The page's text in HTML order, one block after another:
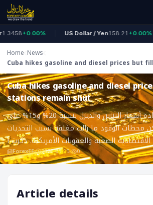
+0.00% US Dollar / Yen158.21+0.00%
Home News
Cuba hikes gasoline and diesel prices but
remain shut
ForexEF
Cuba hikes gasoline and diesel
stations remain shut
أعلنت كوبا عن زيادة أسعار البنزين والديزل بنسبة 20% و15% على
محطات الوقود ما زالت مغلقة بسبب التحديات
الاقتصادية الصعبة والعقوبات الأمريكية. ذكرت ا
ForexEF 2026-05-15 0
Article details